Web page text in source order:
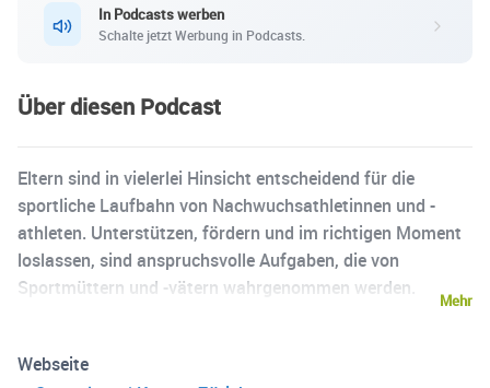
In Podcasts werben
Schalte jetzt Werbung in Podcasts.
Über diesen Podcast
Eltern sind in vielerlei Hinsicht entscheidend für die
sportliche Laufbahn von Nachwuchsathletinnen und -
athleten. Unterstützen, fördern und im richtigen Moment
loslassen, sind anspruchsvolle Aufgaben, die von
Sportmüttern und -vätern wahrgenommen werden.
Mehr
Webseite